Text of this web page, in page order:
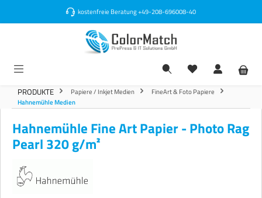
kostenfreie Beratung+49-208-696008-40
PRODUKTE Papiere / Inkjet Medien
FineArt & Foto Papiere
Hahnemühle Medien
Hahnemühle Fine Art Papier - Photo Rag
Pearl 320 g/m²